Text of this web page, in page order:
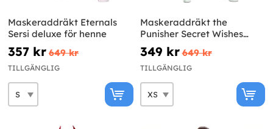
Maskeraddräkt Eternals
Sersi deluxe för henne
357 kr 649 kr
TILLGÄNGLIG
Maskeraddräkt the
Punisher Secret Wishes
dam
349 kr 649 kr
TILLGÄNGLIG